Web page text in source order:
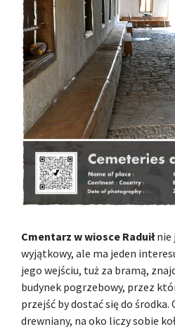
Cmentarz w wiosce Raduiłnie
wyjątkowy, ale ma jeden
jego wejściu, tuż za bramą,
budynek pogrzebowy, przez
przejść by dostać się do środka.
drewniany, na oko liczy sobie